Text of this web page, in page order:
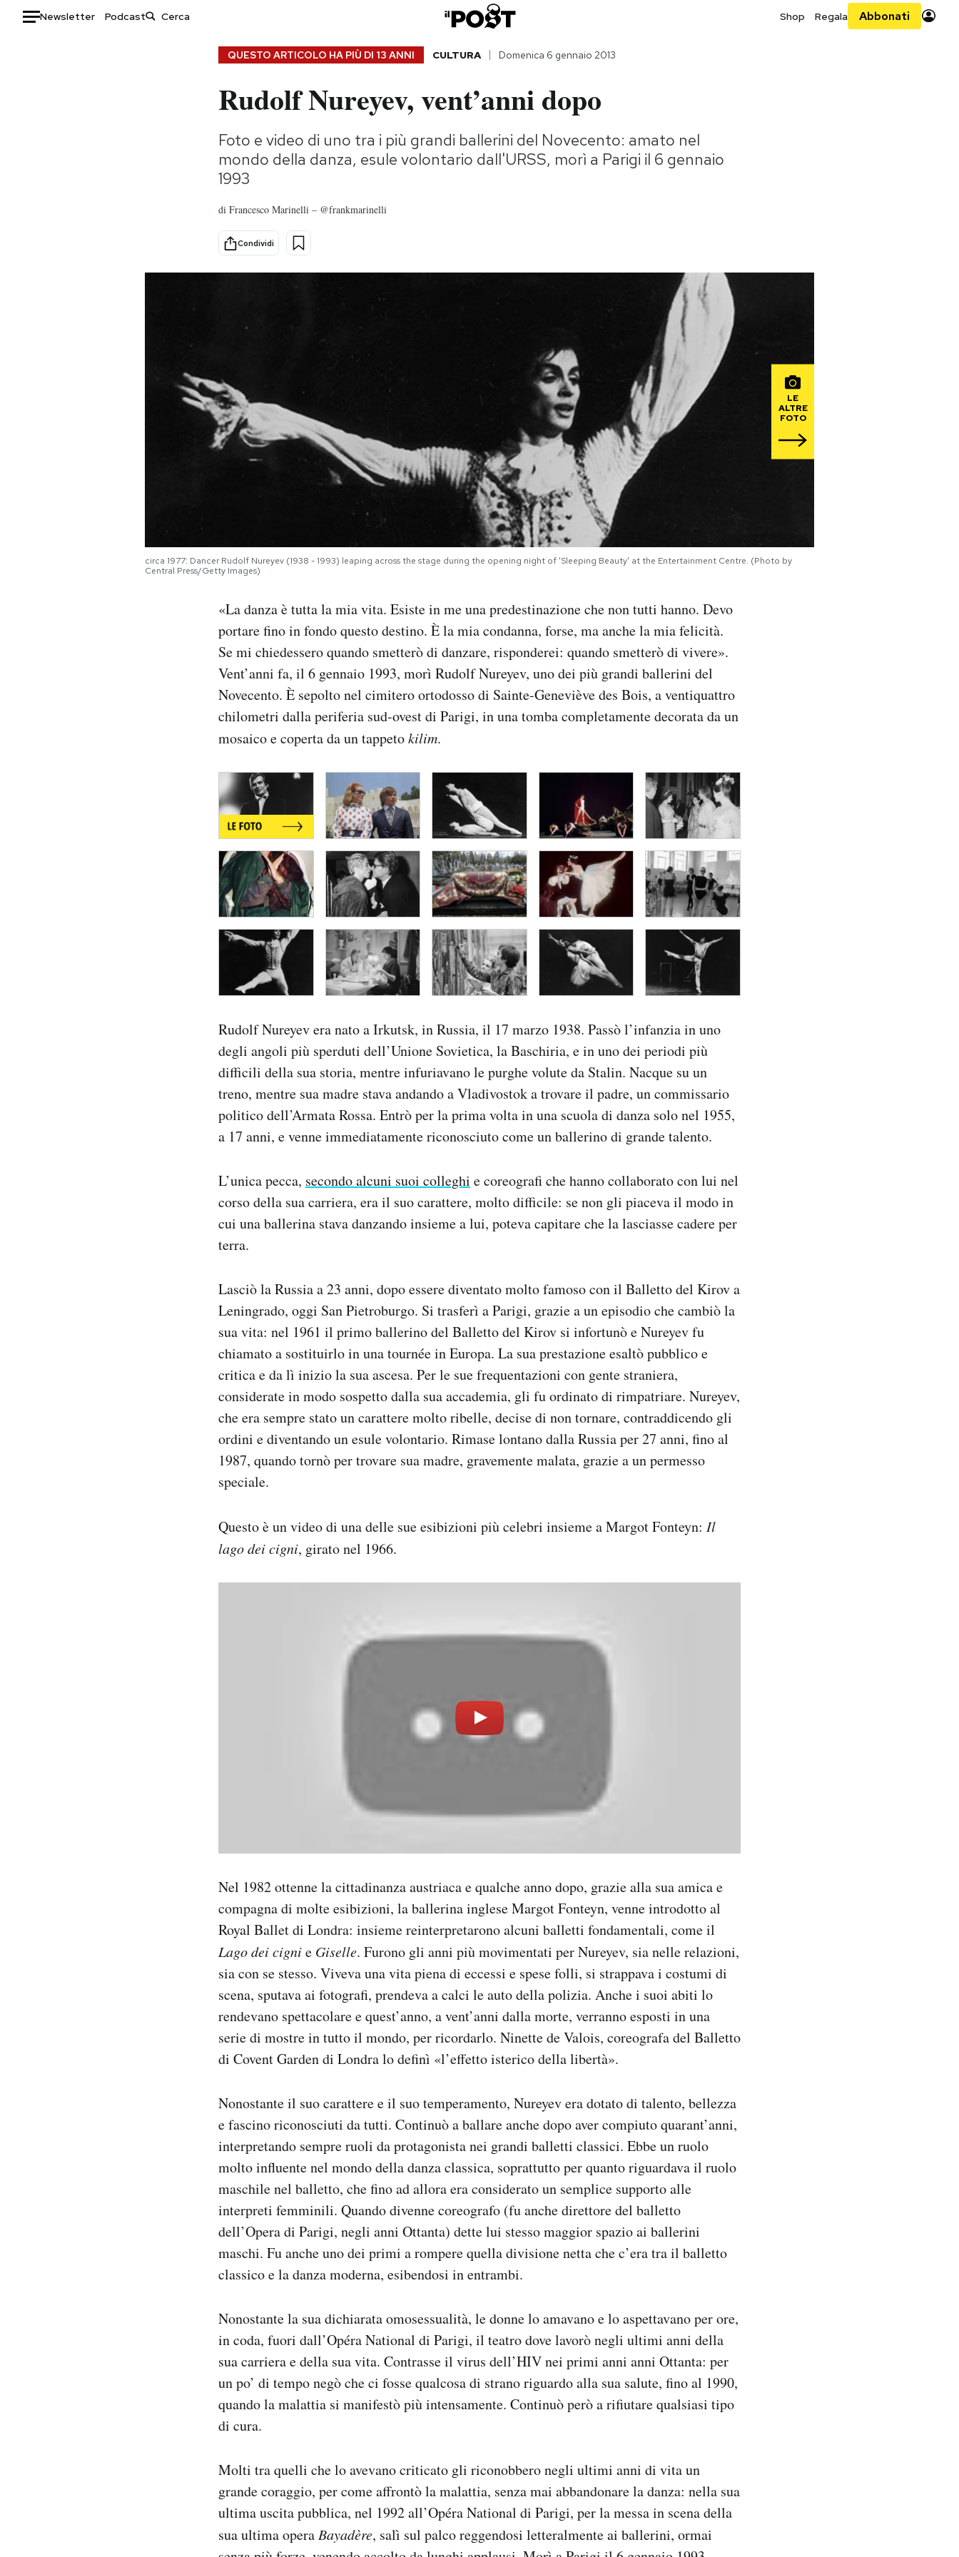
Newsletter Podcast Shop Regala Abbonati
Consumismi
Storie/Idee
QUESTO ARTICOLO HA PIÙ DI 13 ANNI CULTURA Domenica 6 gennaio 2013
Rudolf Nureyev, vent’anni dopo
Foto e video di uno tra i più grandi ballerini del Novecento: amato nel
mondo della danza, esule volontario dall'URSS, morì a Parigi il 6 gennaio
1993
di Francesco Marinelli – @frankmarinelli
Condividi
LE
ALTRE
FOTO
circa 1977: Dancer Rudolf Nureyev (1938 - 1993) leaping across the stage during the opening night of 'Sleeping Beauty' at the Entertainment Centre. (Photo by
Central Press/Getty Images)
«La danza è tutta la mia vita. Esiste in me una predestinazione che non tutti hanno. Devo
portare fino in fondo questo destino. È la mia condanna, forse, ma anche la mia felicità.
Se mi chiedessero quando smetterò di danzare, risponderei: quando smetterò di vivere».
Vent’anni fa, il 6 gennaio 1993, morì Rudolf Nureyev, uno dei più grandi ballerini del
Novecento. È sepolto nel cimitero ortodosso di Sainte-Geneviève des Bois, a ventiquattro
chilometri dalla periferia sud-ovest di Parigi, in una tomba completamente decorata da un
mosaico e coperta da un tappetokilim.
Rudolf Nureyev era nato a Irkutsk, in Russia, il 17 marzo 1938. Passò l’infanzia in uno
degli angoli più sperduti dell’Unione Sovietica, la Baschiria, e in uno dei periodi più
difficili della sua storia, mentre infuriavano le purghe volute da Stalin. Nacque su un
treno, mentre sua madre stava andando a Vladivostok a trovare il padre, un commissario
politico dell’Armata Rossa. Entrò per la prima volta in una scuola di danza solo nel 1955,
a 17 anni, e venne immediatamente riconosciuto come un ballerino di grande talento.
L’unica pecca, secondo alcuni suoi colleghi e coreografi che hanno collaborato con lui nel
corso della sua carriera, era il suo carattere, molto difficile: se non gli piaceva il modo in
cui una ballerina stava danzando insieme a lui, poteva capitare che la lasciasse cadere per
terra.
Lasciò la Russia a 23 anni, dopo essere diventato molto famoso con il Balletto del Kirov a
Leningrado, oggi San Pietroburgo. Si trasferì a Parigi, grazie a un episodio che cambiò la
sua vita: nel 1961 il primo ballerino del Balletto del Kirov si infortunò e Nureyev fu
chiamato a sostituirlo in una tournée in Europa. La sua prestazione esaltò pubblico e
critica e da lì inizio la sua ascesa. Per le sue frequentazioni con gente straniera,
considerate in modo sospetto dalla sua accademia, gli fu ordinato di rimpatriare. Nureyev,
che era sempre stato un carattere molto ribelle, decise di non tornare, contraddicendo gli
ordini e diventando un esule volontario. Rimase lontano dalla Russia per 27 anni, fino al
1987, quando tornò per trovare sua madre, gravemente malata, grazie a un permesso
speciale.
Questo è un video di una delle sue esibizioni più celebri insieme a Margot Fonteyn: Il
lago dei cigni, girato nel 1966.
Nel 1982 ottenne la cittadinanza austriaca e qualche anno dopo, grazie alla sua amica e
compagna di molte esibizioni, la ballerina inglese Margot Fonteyn, venne introdotto al
Royal Ballet di Londra: insieme reinterpretarono alcuni balletti fondamentali, come il
Lago dei cignie Giselle. Furono gli anni più movimentati per Nureyev, sia nelle relazioni,
sia con se stesso. Viveva una vita piena di eccessi e spese folli, si strappava i costumi di
scena, sputava ai fotografi, prendeva a calci le auto della polizia. Anche i suoi abiti lo
rendevano spettacolare e quest’anno, a vent’anni dalla morte, verranno esposti in una
serie di mostre in tutto il mondo, per ricordarlo. Ninette de Valois, coreografa del Balletto
di Covent Garden di Londra lo definì «l’effetto isterico della libertà».
Nonostante il suo carattere e il suo temperamento, Nureyev era dotato di talento, bellezza
e fascino riconosciuti da tutti. Continuò a ballare anche dopo aver compiuto quarant’anni,
interpretando sempre ruoli da protagonista nei grandi balletti classici. Ebbe un ruolo
molto influente nel mondo della danza classica, soprattutto per quanto riguardava il ruolo
maschile nel balletto, che fino ad allora era considerato un semplice supporto alle
interpreti femminili. Quando divenne coreografo (fu anche direttore del balletto
dell’Opera di Parigi, negli anni Ottanta) dette lui stesso maggior spazio ai ballerini
maschi. Fu anche uno dei primi a rompere quella divisione netta che c’era tra il balletto
classico e la danza moderna, esibendosi in entrambi.
Nonostante la sua dichiarata omosessualità, le donne lo amavano e lo aspettavano per ore,
in coda, fuori dall’Opéra National di Parigi, il teatro dove lavorò negli ultimi anni della
sua carriera e della sua vita. Contrasse il virus dell’HIV nei primi anni anni Ottanta: per
un po’ di tempo negò che ci fosse qualcosa di strano riguardo alla sua salute, fino al 1990,
quando la malattia si manifestò più intensamente. Continuò però a rifiutare qualsiasi tipo
di cura.
Molti tra quelli che lo avevano criticato gli riconobbero negli ultimi anni di vita un
grande coraggio, per come affrontò la malattia, senza mai abbandonare la danza: nella sua
ultima uscita pubblica, nel 1992 all’Opéra National di Parigi, per la messa in scena della
sua ultima opera Bayadère, salì sul palco reggendosi letteralmente ai ballerini, ormai